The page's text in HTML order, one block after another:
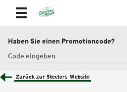
Haben Sie einen Promotioncode?
Zurück zur Steelers-Website